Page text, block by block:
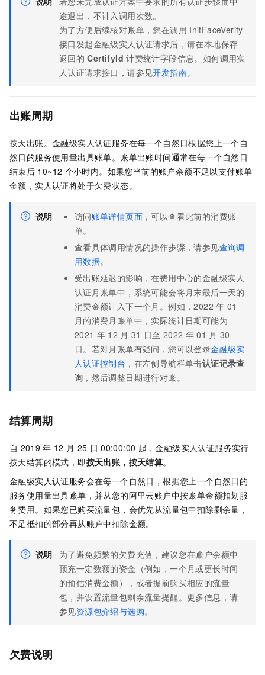
途退出，不计入调用次数。
为了方便后续核对账单，您在调用 InitFaceVerify
接口发起金融级实人认证请求后，请在本地保存
返回的 CertifyId 计费统计字段信息。如何调用实
人认证请求接口，请参见开发指南。
出账周期
按天出账。 金融级实人认证服务在每一个自然日根据您上一个自
然日的服务使用量出具账单。账单出账时间通常在每一个自然日
结束后 10~12 个小时内。如果您当前的账户余额不足以支付账单
金额，实人认证将处于欠费状态。
说明 访问账单详情页面 ，可以查看此前的消费账
单。
查看具体调用情况的操作步骤，请参见查询调
用数据。
受出账延迟的影响，在费用中心的金融级实人
认证 月账单中，系统可能会将月末最后一天的
消费金额计入下一个月。例如，2022 年 01
月的消费月账单中，实际统计日期可能为
2021 年 12 月 31 日至 2022 年 01 月 30
日。若对月账单有疑问，您可以登录金融级实
人认证控制台 ，在左侧导航栏单击认证记录查
询 ，然后调整日期进行对账。
结算周期
自 2019 年 12 月 25 日 00:00:00 起，金融级实人认证服务实行
按天结算的模式，即按天出账，按天结算。
金融级实人认证服务会在每一个自然日，根据您上一个自然日的
服务使用量出具账单，并从您的阿里云账户中按账单金额扣划服
务费用。如果您已购买流量包，会优先从流量包中扣除剩余量，
不足抵扣的部分再从账户中扣除金额。
说明
为了避免频繁的欠费充值，建议您在账户余额中
预充一定数额的资金（例如，一个月或更长时间
的预估消费金额），或者提前购买相应的流量
包，并设置流量包剩余流量提醒。更多信息，请
参见资源包介绍与选购。
欠费说明